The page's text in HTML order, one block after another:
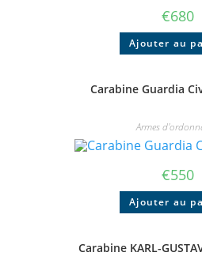
€680
Ajouter au
Carabine Guardia
Armes
€550
Ajouter au
Carabine KARL-